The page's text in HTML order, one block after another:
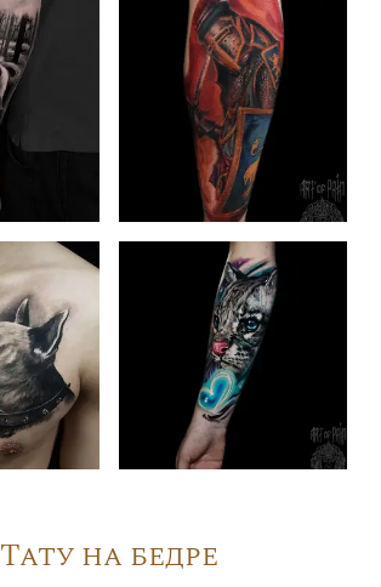
Тату на бедре